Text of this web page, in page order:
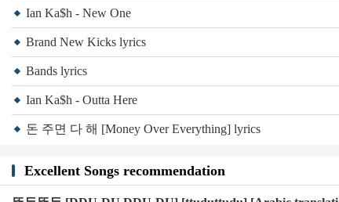
태워버려 태워 버려 태워 버려 태워 버려
I just wanna fucking bitch
Bitch say ok nippy beast
한 대 뻐끔 피고 geek
바보가 돼 나는 shit
Bitch say want it ridin'
OK fucking bad bitch
OK fucking bad bitch
Ian Ka$h - New One
Brand New Kicks lyrics
Bands lyrics
Ian Ka$h - Outta Here
돈 주면 다 해 [Money Over Everything] lyrics
Excellent Songs recommendation